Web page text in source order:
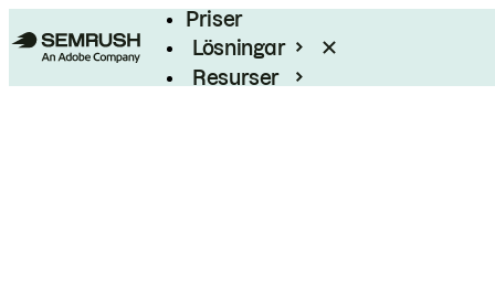
Priser
Lösningar
Resurser